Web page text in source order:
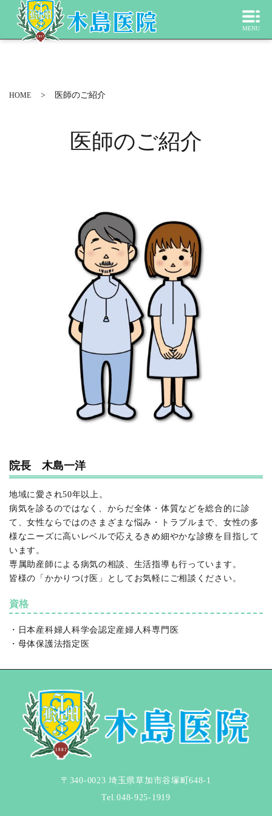
MENU
HOME 医師のご紹介
医師のご紹介
院長 木島一洋
地域に愛され50年以上。
病気を診るのではなく、からだ全体・体質などを総合的に診
て、女性ならではのさまざまな悩み・トラブルまで、女性の多
様なニーズに高いレベルで応えるきめ細やかな診療を目指して
います。
専属助産師による病気の相談、生活指導も行っています。
皆様の「かかりつけ医」としてお気軽にご相談ください。
資格
・日本産科婦人科学会認定産婦人科専門医
・母体保護法指定医
〒340-0023 埼玉県草加市谷塚町648-1
Tel.048-925-1919